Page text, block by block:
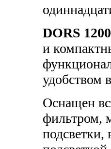
DORS
и
удобством
Оснащен
фильтром,
подсветки,